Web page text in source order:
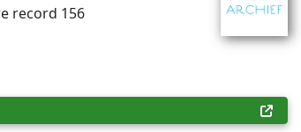
record 156